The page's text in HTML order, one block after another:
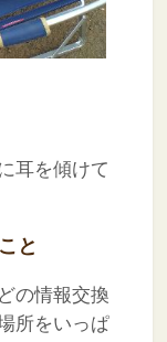
耳を傾けて
と
の情報交換
所をいっぱ